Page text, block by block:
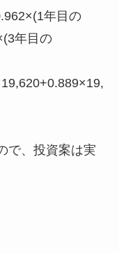
年目の
年目の
で、投資案は実